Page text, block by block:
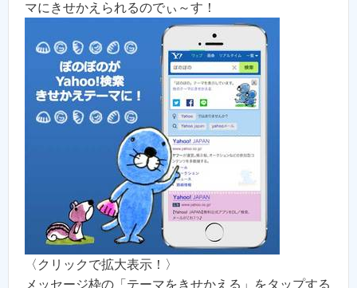
マにきせかえられるのでぃ～す！
〈クリックで拡大表示！〉
メッセージ枠の「テーマをきせかえる」をタップする